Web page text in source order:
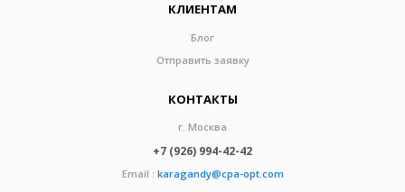
КЛИЕНТАМ
Блог
Отправить заявку
КОНТАКТЫ
г. Москва
+7 (926) 994-42-42
Email : karagandy@cpa-opt.com